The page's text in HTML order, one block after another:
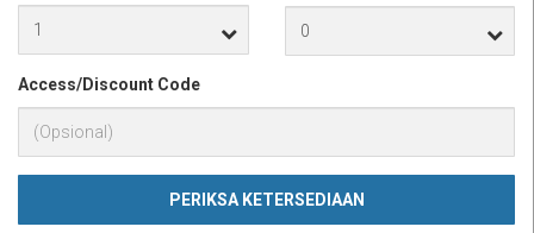
Access/Discount Code
PERIKSA KETERSEDIAAN